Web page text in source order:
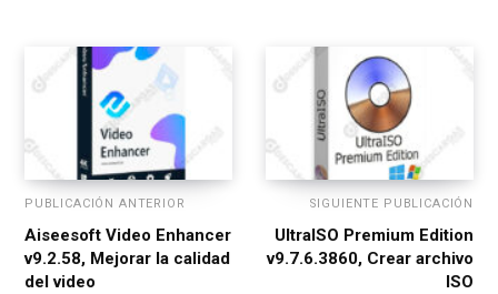
PUBLICACIÓN ANTERIOR
Aiseesoft Video Enhancer
v9.2.58, Mejorar la calidad
del video
SIGUIENTE PUBLICACIÓN
UltraISO Premium Edition
v9.7.6.3860, Crear archivo
ISO